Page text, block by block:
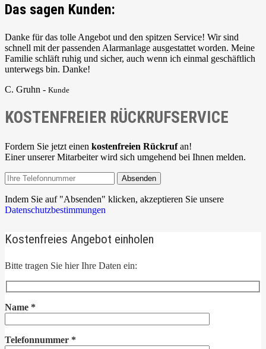
Das sagen Kunden:
Danke für das tolle Angebot und den spitzen Service! Wir sind
schnell mit der passenden Alarmanlage ausgestattet worden. Meine
Familie schläft ruhig und sicher, auch wenn ich einmal geschäftlich
unterwegs bin. Danke!
C. Gruhn - Kunde
KOSTENFREIER RÜCKRUFSERVICE
Fordern Sie jetzt einen kostenfreien Rückrufan!
Einer unserer Mitarbeiter wird sich umgehend bei Ihnen melden.
Absenden
Indem Sie auf "Absenden" klicken, akzeptieren Sie unsere
Datenschutzbestimmungen
Kostenfreies Angebot einholen
Bitte tragen Sie hier Ihre Daten ein:
Name *
Telefonnummer *